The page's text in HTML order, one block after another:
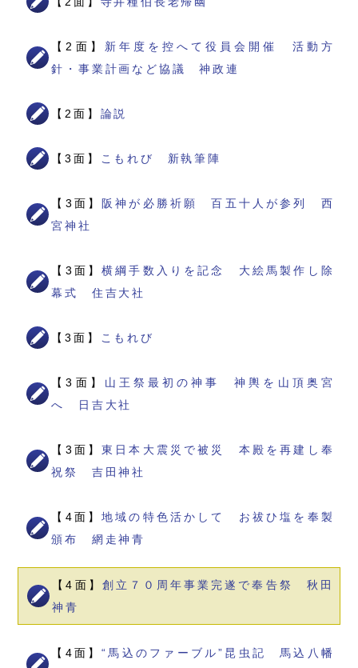
【2面】 新年度を控へて役員会開催 活動方
針・事業計画など協議 神政連
【2面】 論説
【3面】 こもれび 新執筆陣
【3面】
阪神が必勝祈願 百五十人が参列 西
宮神社
【3面】横綱手数入りを記念 大絵馬製作し除
幕式 住吉大社
【3面】 こもれび
【3面】 山王祭最初の神事 神輿を山頂奥宮
へ 日吉大社
【3面】東日本大震災で被災 本殿を再建し奉
祝祭 吉田神社
【4面】地域の特色活かして お祓ひ塩を奉製
頒布 網走神青
【4面】 創立７０周年事業完遂で奉告祭 秋田
神青
【4面】“馬込のファーブル”昆虫記 馬込八幡